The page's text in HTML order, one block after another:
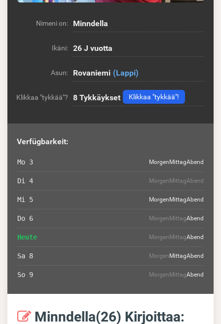
Nimeni on: Minndella
Ikäni: 26 J vuotta
Asun: Rovaniemi (Lappi)
Klikkaa "tykkää"? 8Tykkäykset Klikkaa "tykkää"!
Verfügbarkeit:
Mo 3 MorgenMittagAbend
Di 4 MorgenMittagAbend
Mi 5 MorgenMittagAbend
Do 6 MorgenMittagAbend
Heute MorgenMittagAbend
Sa 8 MorgenMittagAbend
So 9 MorgenMittagAbend
Minndella(26) Kirjoittaa: